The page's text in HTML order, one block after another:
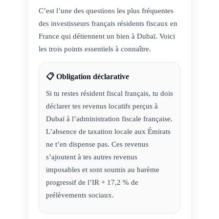
C’est l’une des questions les plus fréquentes
des investisseurs français résidents fiscaux en
France qui détiennent un bien à Dubaï. Voici
les trois points essentiels à connaître.
📋 Obligation déclarative
Si tu restes résident fiscal français, tu dois
déclarer tes revenus locatifs perçus à
Dubaï à l’administration fiscale française.
L’absence de taxation locale aux Émirats
ne t’en dispense pas. Ces revenus
s’ajoutent à tes autres revenus
imposables et sont soumis au barème
progressif de l’IR + 17,2 % de
prélèvements sociaux.